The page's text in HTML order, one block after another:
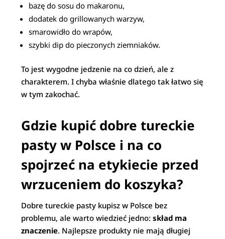
bazę do sosu do makaronu,
dodatek do grillowanych warzyw,
smarowidło do wrapów,
szybki dip do pieczonych ziemniaków.
To jest wygodne jedzenie na co dzień, ale z
charakterem. I chyba właśnie dlatego tak łatwo się
w tym zakochać.
Gdzie kupić dobre tureckie
pasty w Polsce i na co
spojrzeć na etykiecie przed
wrzuceniem do koszyka?
Dobre tureckie pasty kupisz w Polsce bez
problemu, ale warto wiedzieć jedno:skład ma
znaczenie. Najlepsze produkty nie mają długiej